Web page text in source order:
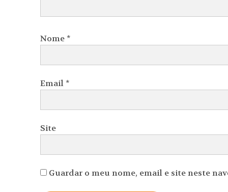
Nome *
Email *
Site
Guardar o meu nome, email e site neste